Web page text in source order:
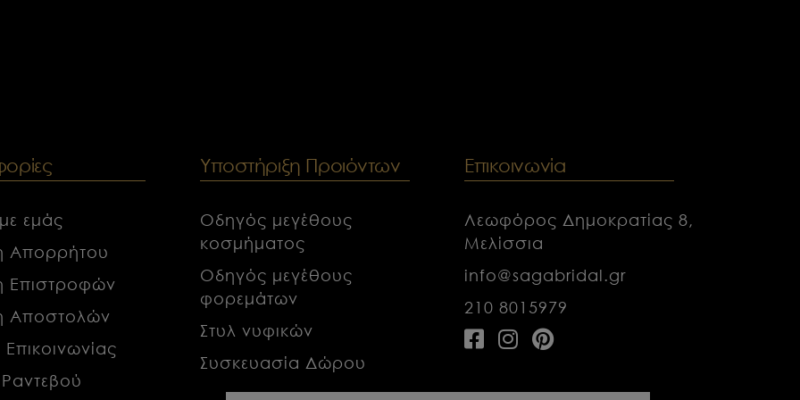
εμάς
Απορρήτου
Επιστροφών
Αποστολών
Επικοινωνίας
Ραντεβού
Υποστήριξη Προιόντων
Οδηγός μεγέθους
κοσμήματος
Οδηγός μεγέθους
φορεμάτων
Στυλ νυφικών
Συσκευασία Δώρου
Επικοινωνία
Λεωφόρος Δημοκρατίας 8,
Μελίσσια
info@sagabridal.gr
210 8015979